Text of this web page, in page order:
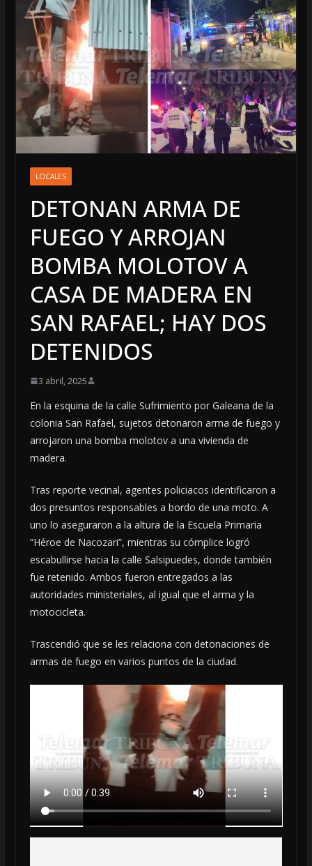
LOCALES
DETONAN ARMA DE
FUEGO Y ARROJAN
BOMBA MOLOTOV A
CASA DE MADERA EN
SAN RAFAEL; HAY DOS
DETENIDOS
3 abril, 2025
En la esquina de la calle Sufrimiento por Galeana de la
colonia San Rafael, sujetos detonaron arma de fuego y
arrojaron una bomba molotov a una vivienda de
madera.
Tras reporte vecinal, agentes policiacos identificaron a
dos presuntos responsables a bordo de una moto. A
uno lo aseguraron a la altura de la Escuela Primaria
“Héroe de Nacozari”, mientras su cómplice logró
escabullirse hacia la calle Salsipuedes, donde también
fue retenido. Ambos fueron entregados a las
autoridades ministeriales, al igual que el arma y la
motocicleta.
Trascendió que se les relaciona con detonaciones de
armas de fuego en varios puntos de la ciudad.